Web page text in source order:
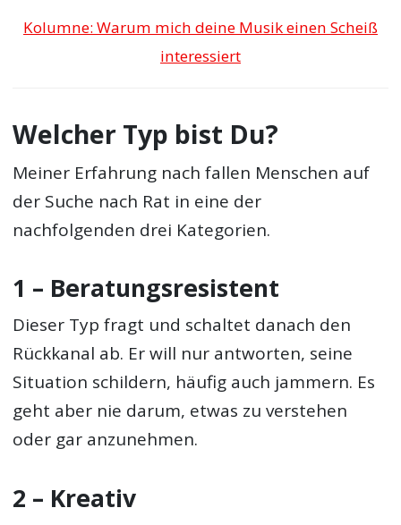
Kolumne: Warum mich deine Musik einen Scheiß
interessiert
Welcher Typ bist Du?
Meiner Erfahrung nach fallen Menschen auf
der Suche nach Rat in eine der
nachfolgenden drei Kategorien.
1 – Beratungsresistent
Dieser Typ fragt und schaltet danach den
Rückkanal ab. Er will nur antworten, seine
Situation schildern, häufig auch jammern. Es
geht aber nie darum, etwas zu verstehen
oder gar anzunehmen.
2 – Kreativ